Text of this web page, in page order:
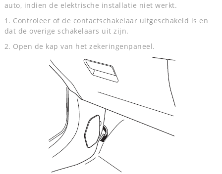
auto, indien de elektrische installatie niet werkt.
1. Controleer of de contactschakelaar uitgeschakeld is en
dat de overige schakelaars uit zijn.
2. Open de kap van het zekeringenpaneel.